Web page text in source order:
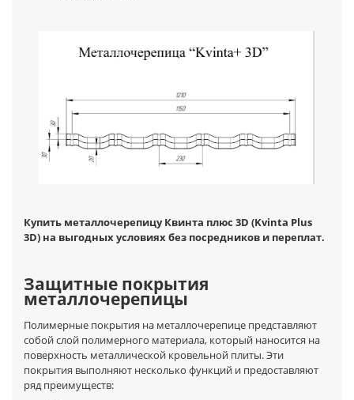
Купить металлочерепицу Квинта плюс 3D (Kvinta Plus
3D) на выгодных условиях без посредников и переплат.
Защитные покрытия
металлочерепицы
Полимерные покрытия на металлочерепице представляют
собой слой полимерного материала, который наносится на
поверхность металлической кровельной плиты. Эти
покрытия выполняют несколько функций и предоставляют
ряд преимуществ: